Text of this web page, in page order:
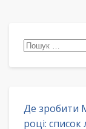
Пошук:
Де зробити
році: